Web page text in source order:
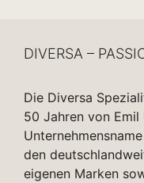
DIVERSA –
Die Diversa
50 Jahren von
den
eigenen Marken